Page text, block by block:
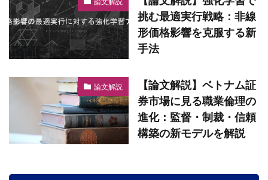
挑む最適実行戦略：非線
形価格影響を克服する新
手法
論文解説
【論文解説】ベトナム証
券市場に見る職業倫理の
進化：監督・制裁・信頼
構築の新モデルを解説